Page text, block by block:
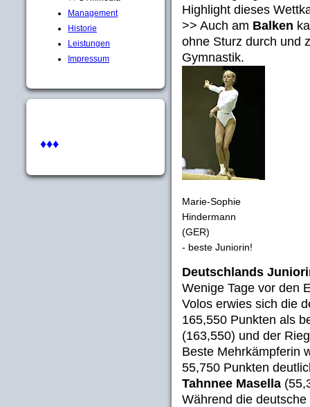
Management
Historie
Leistungen
Impressum
♦♦♦
Highlight dieses
>> Auch am Balken
ohne Sturz durch und
Gymnastik.
Marie-Sophie
Hindermann
(GER)
- beste Juniorin!
Deutschlands
Wenige Tage vor den
Volos erwies sich die
165,550 Punkten als
(163,550) und der
Beste Mehrkämpferin
55,750 Punkten
Tahnnee Masella
Während die